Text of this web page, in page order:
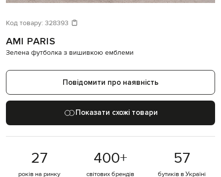
Давайте підберемо щось ще
Схожі товари
Код товару: 328393
AMI PARIS
Зелена футболка з вишивкою емблеми
Повідомити про наявність
Показати схожі товари
27
років на ринку
400+
світових брендів
57
бутиків в Україні